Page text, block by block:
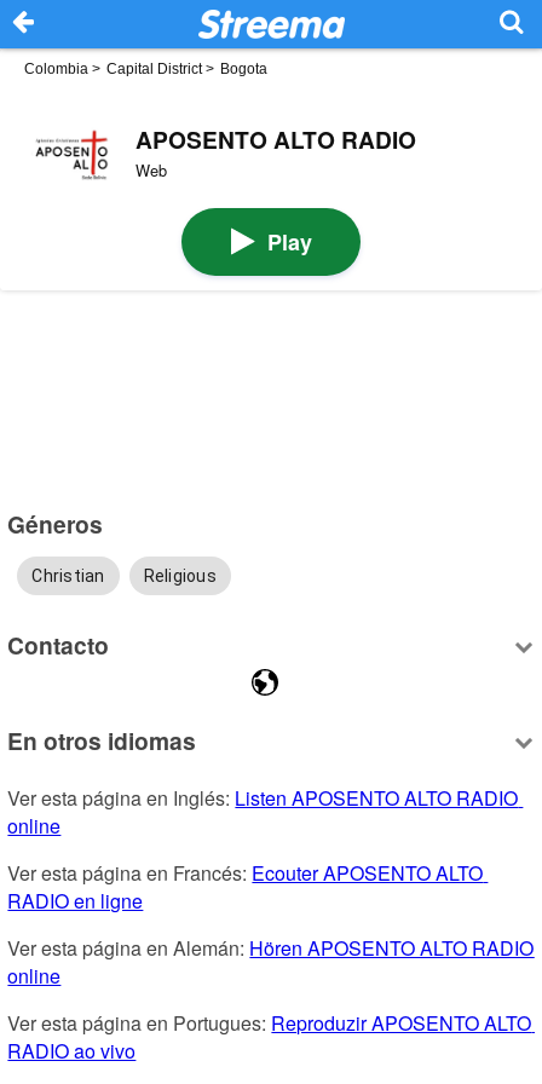
Colombia > Capital District> Bogota
APOSENTO ALTO RADIO
Web
Play
Géneros
Christian Religious
Contacto
En otros idiomas
Ver esta página en Inglés: Listen APOSENTO ALTO RADIO
online
Ver esta página en Francés: Ecouter APOSENTO ALTO
RADIO en ligne
Ver esta página en Alemán: Hören APOSENTO ALTO RADIO
online
Ver esta página en Portugues: Reproduzir APOSENTO ALTO
RADIO ao vivo